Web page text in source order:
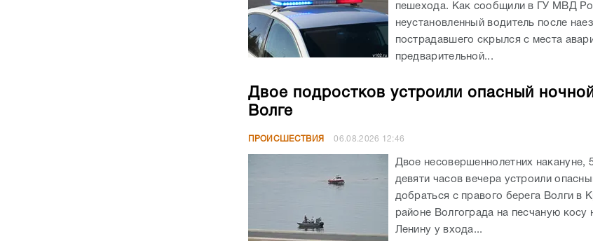
пешехода. Как сообщили в ГУ МВД
неустановленный водитель после
пострадавшего скрылся с места
предварительной...
Двое подростков устроили опасный
Волге
ПРОИСШЕСТВИЯ 06.08.2026 12:46
Двое несовершеннолетних накануне,
девяти часов вечера устроили
добраться с правого берега Волги в
районе Волгограда на песчаную косу
Ленину у входа...